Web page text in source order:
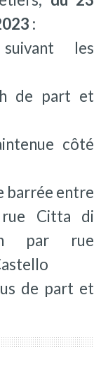
:
les
de part et
côté
barrée entre
Citta di
par rue
de part et